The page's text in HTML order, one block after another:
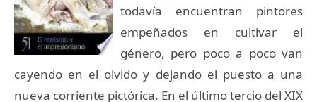
todavía encuentran pintores
empeñados en cultivar el
género, pero poco a poco van
cayendo en el olvido y dejando el puesto a una
nueva corriente pictórica. En el último tercio del XIX